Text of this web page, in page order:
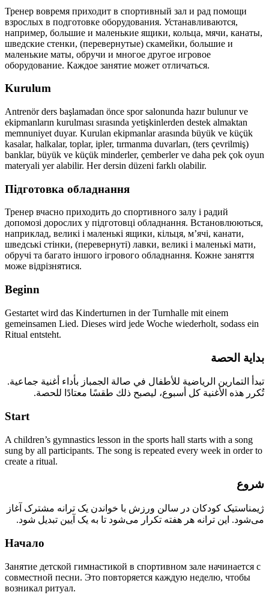
Тренер вовремя приходит в спортивный зал и рад помощи
взрослых в подготовке оборудования. Устанавливаются,
например, большие и маленькие ящики, кольца, мячи, канаты,
шведские стенки, (перевернутые) скамейки, большие и
маленькие маты, обручи и многое другое игровое
оборудование. Каждое занятие может отличаться.
Kurulum
Antrenör ders başlamadan önce spor salonunda hazır bulunur ve
ekipmanların kurulması sırasında yetişkinlerden destek almaktan
memnuniyet duyar. Kurulan ekipmanlar arasında büyük ve küçük
kasalar, halkalar, toplar, ipler, tırmanma duvarları, (ters çevrilmiş)
banklar, büyük ve küçük minderler, çemberler ve daha pek çok oyun
materyali yer alabilir. Her dersin düzeni farklı olabilir.
Підготовка обладнання
Тренер вчасно приходить до спортивного залу і радий
допомозі дорослих у підготовці обладнання. Встановлюються,
наприклад, великі і маленькі ящики, кільця, м’ячі, канати,
шведські стінки, (перевернуті) лавки, великі і маленькі мати,
обручі та багато іншого ігрового обладнання. Кожне заняття
може відрізнятися.
Beginn
Gestartet wird das Kinderturnen in der Turnhalle mit einem
gemeinsamen Lied. Dieses wird jede Woche wiederholt, sodass ein
Ritual entsteht.
بداية الحصة
تبدأ التمارين الرياضية للأطفال في صالة الجمباز بأداء أغنية جماعية.
تُكرر هذه الأغنية كل أسبوع، ليصبح ذلك طقسًا معتادًا للحصة.
Start
A children’s gymnastics lesson in the sports hall starts with a song
sung by all participants. The song is repeated every week in order to
create a ritual.
شروع
ژیمناستیک کودکان در سالن ورزش با خواندن یک ترانه مشترک آغاز
می‌شود. این ترانه هر هفته تکرار می‌شود تا به یک آیین تبدیل شود.
Начало
Занятие детской гимнастикой в спортивном зале начинается с
совместной песни. Это повторяется каждую неделю, чтобы
возникал ритуал.